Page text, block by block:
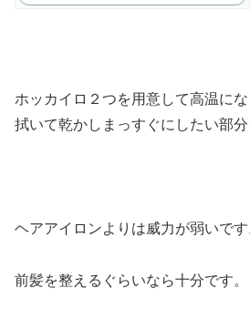
ホッカイロ２つを用意して高温に
拭いて乾かしまっすぐにしたい部分
ヘアアイロンよりは威力が弱いです
前髪を整えるぐらいなら十分です。